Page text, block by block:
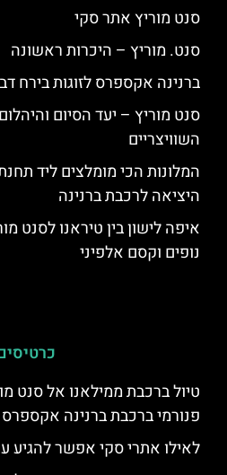
סנט מוריץ אתר סקי
סנט. מוריץ – היכרות ראשונה
ברנינה אקספרס לזוגות בירח
סנט מוריץ – יעד הסיום
השוויצריים
המלונות הכי מומלצים ליד
היציאה לרכבת ברנינה
איפה לישון בין טיראנו לסנט
נופים וקסם אלפיני
טיול ברכבת ממילאנו אל סנט
פנורמי ברכבת ברנינה אקספרס
לאילו אתרי סקי אפשר להגיע